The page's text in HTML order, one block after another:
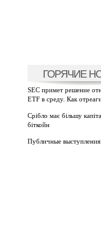
ГОРЯЧИЕ
SEC примет решение
ETF в среду. Как
Срібло має більшу
біткойн
Публичные